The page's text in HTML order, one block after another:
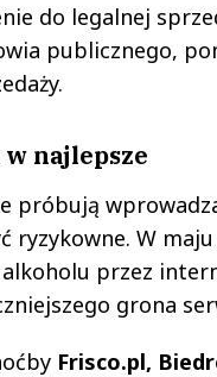
do legalnej
publicznego,
najlepsze
próbują
W
przez
grona
Frisco.pl,